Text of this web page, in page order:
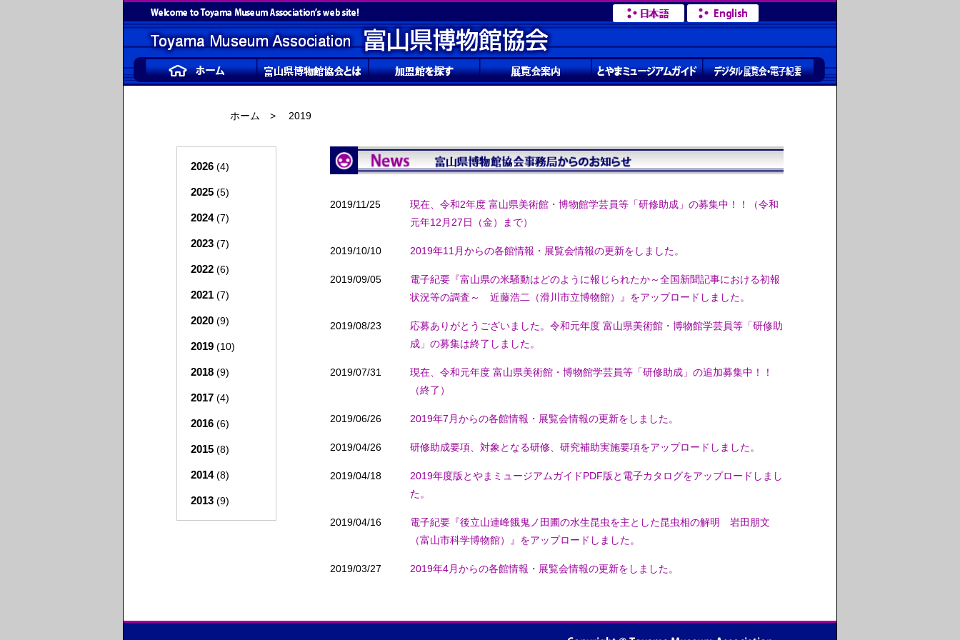
ホーム > 2019
2019/11/25
現在、令和2年度 富山県美術館・博物館学芸員等「研修助成」の募集中！！（令和
元年12月27日（金）まで）
2019/10/10 2019年11月からの各館情報・展覧会情報の更新をしました。
2019/09/05
電子紀要『富山県の米騒動はどのように報じられたか～全国新聞記事における初報
状況等の調査～ 近藤浩二（滑川市立博物館）』をアップロードしました。
2019/08/23
応募ありがとうございました。令和元年度 富山県美術館・博物館学芸員等「研修助
成」の募集は終了しました。
2019/07/31
現在、令和元年度 富山県美術館・博物館学芸員等「研修助成」の追加募集中！！
（終了）
2019/06/26 2019年7月からの各館情報・展覧会情報の更新をしました。
2019/04/26 研修助成要項、対象となる研修、研究補助実施要項をアップロードしました。
2019/04/18
2019年度版とやまミュージアムガイドPDF版と電子カタログをアップロードしまし
た。
2019/04/16
電子紀要『後立山連峰餓鬼ノ田圃の水生昆虫を主とした昆虫相の解明 岩田朋文
（富山市科学博物館）』をアップロードしました。
2019/03/27 2019年4月からの各館情報・展覧会情報の更新をしました。
2026 (4)
2025 (5)
2024(7)
2023 (7)
2022 (6)
2021 (7)
2020 (9)
2019 (10)
2018 (9)
2017 (4)
2016 (6)
2015 (8)
2014(8)
2013 (9)